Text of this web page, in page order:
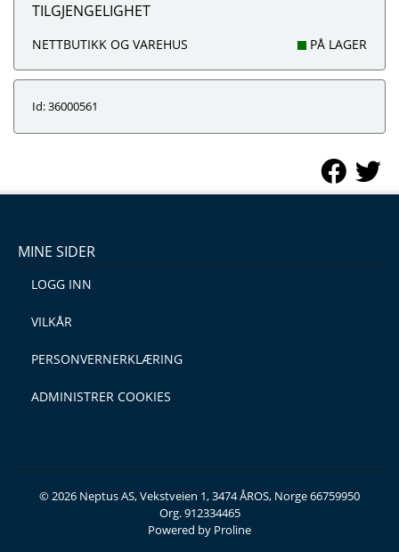
TILGJENGELIGHET
NETTBUTIKK OG VAREHUS PÅ LAGER
Id: 36000561
MINE SIDER
LOGG INN
VILKÅR
PERSONVERNERKLÆRING
ADMINISTRER COOKIES
© 2026 Neptus AS, Vekstveien 1, 3474 ÅROS, Norge 66759950
Org. 912334465
Powered by Proline